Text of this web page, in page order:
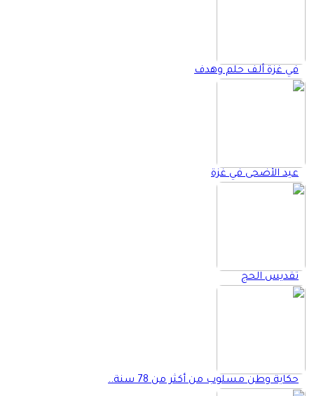
في غزة ألف حلم وهدف
عيد الأضحى في غزة
تقديس الحج
حكاية وطن مسلوب من أكثر من 78 سنة..